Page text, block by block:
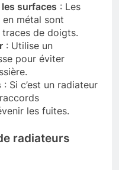
surfaces : Les
métal sont
traces de doigts.
: Utilise un
pour éviter
: Si c’est un radiateur
les fuites.
radiateurs